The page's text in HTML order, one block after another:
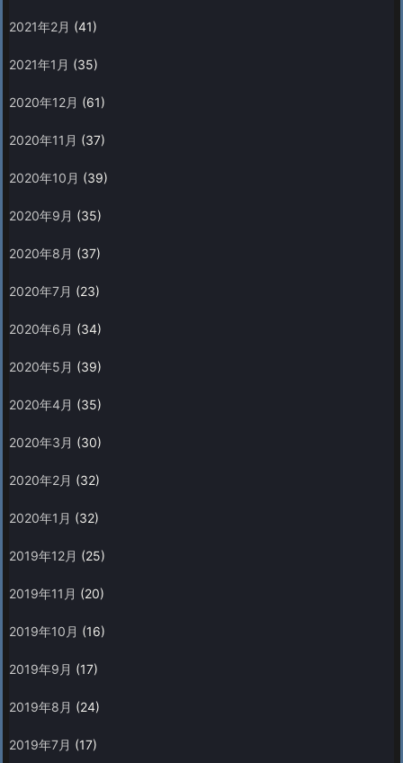
2021年2月 (41)
2021年1月 (35)
2020年12月 (61)
2020年11月 (37)
2020年10月 (39)
2020年9月 (35)
2020年8月 (37)
2020年7月 (23)
2020年6月 (34)
2020年5月 (39)
2020年4月 (35)
2020年3月 (30)
2020年2月 (32)
2020年1月 (32)
2019年12月 (25)
2019年11月 (20)
2019年10月 (16)
2019年9月 (17)
2019年8月 (24)
2019年7月 (17)